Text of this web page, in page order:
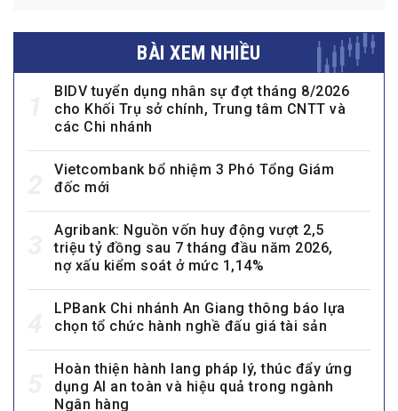
BÀI XEM NHIỀU
BIDV tuyển dụng nhân sự đợt tháng 8/2026
cho Khối Trụ sở chính, Trung tâm CNTT và
các Chi nhánh
Vietcombank bổ nhiệm 3 Phó Tổng Giám
đốc mới
Agribank: Nguồn vốn huy động vượt 2,5
triệu tỷ đồng sau 7 tháng đầu năm 2026,
nợ xấu kiểm soát ở mức 1,14%
LPBank Chi nhánh An Giang thông báo lựa
chọn tổ chức hành nghề đấu giá tài sản
Hoàn thiện hành lang pháp lý, thúc đẩy ứng
dụng AI an toàn và hiệu quả trong ngành
Ngân hàng